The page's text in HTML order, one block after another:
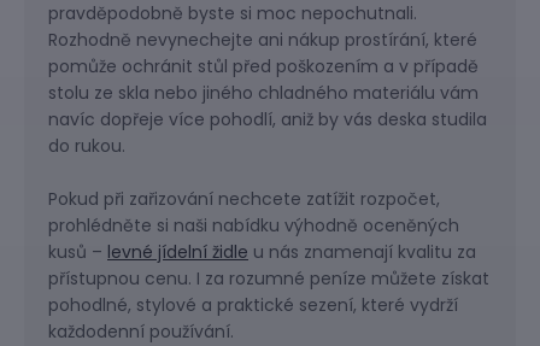
pravděpodobně byste si moc nepochutnali.
Rozhodně nevynechejte ani nákup prostírání, které
pomůže ochránit stůl před poškozením a v případě
stolu ze skla nebo jiného chladného materiálu vám
navíc dopřeje více pohodlí, aniž by vás deska studila
do rukou.
Pokud při zařizování nechcete zatížit rozpočet,
prohlédněte si naši nabídku výhodně oceněných
kusů – levné jídelní židle u nás znamenají kvalitu za
přístupnou cenu. I za rozumné peníze můžete získat
pohodlné, stylové a praktické sezení, které vydrží
každodenní používání.